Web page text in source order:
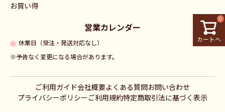
カートへ
0
お買い得
営業カレンダー
休業日（受注・発送対応なし）
※予告なく変更になる場合があります。
ご利用ガイド会社概要よくある質問お問い合わせ
プライバシーポリシーご利用規約特定商取引法に基づく表示